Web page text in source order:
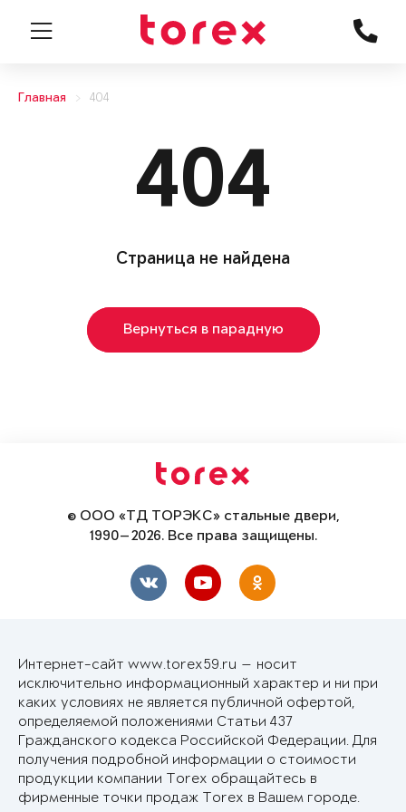
Главная 404
404
Страница не найдена
Вернуться в парадную
© ООО «ТД ТОРЭКС» стальные двери,
1990—2026. Все права защищены.
Интернет-сайт www.torex59.ru — носит
исключительно информационный характер и ни при
каких условиях не является публичной офертой,
определяемой положениями Статьи 437
Гражданского кодекса Российской Федерации. Для
получения подробной информации о стоимости
продукции компании Torex обращайтесь в
фирменные точки продаж Torex в Вашем городе.